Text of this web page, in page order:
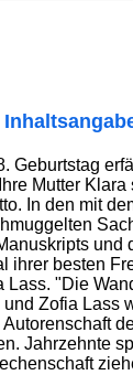
Geburtstag
Mutter Klara
In den mit
und
ihrer besten
Lass. "Die
Zofia Lass
Jahr­zehnte